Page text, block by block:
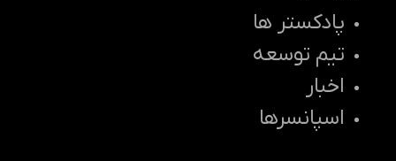
پادکستر ها
تیم توسعه
اخبار
اسپانسرها